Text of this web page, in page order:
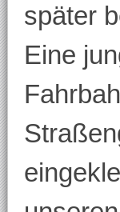
später
Eine